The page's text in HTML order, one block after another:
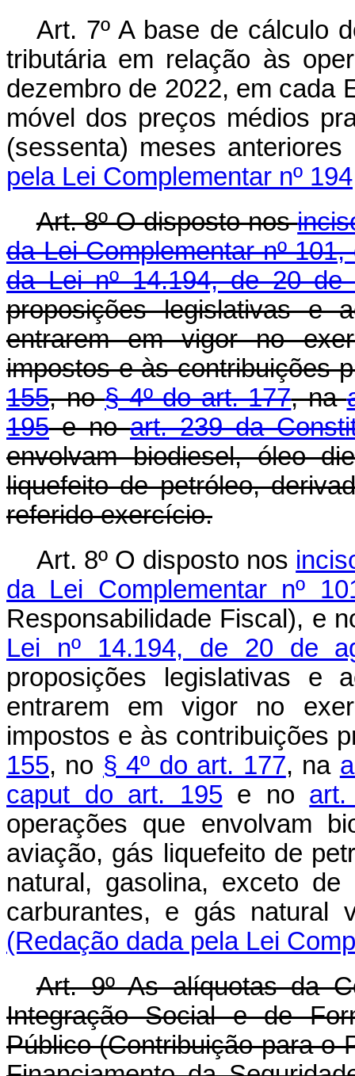
Art. 7º A base de cálculo
tributária em relação às
dezembro de 2022, em cada
móvel dos preços médios
(sessenta) meses
pela Lei Complementar nº
Art. 8º O disposto nos
da Lei Complementar nº
da Lei nº 14.194, de 20 de
proposições legislativas e
entrarem em vigor no
impostos e às contribuições
155, no§ 4º do art. 177, na
195e noart. 239 da
envolvam biodiesel, óleo
liquefeito de petróleo,
referido exercício.
Art. 8º O disposto nos
da Lei Complementar nº
Responsabilidade Fiscal), e
Lei nº 14.194, de 20 de
proposições legislativas e
entrarem em vigor no
impostos e às contribuições
155, no § 4º do art. 177, na
caput do art. 195 e no
operações que envolvam
aviação, gás liquefeito de
natural, gasolina, exceto
carburantes, e gás
(Redação dada pela Lei
Art. 9º As alíquotas da
Integração Social e de
Público (Contribuição para o